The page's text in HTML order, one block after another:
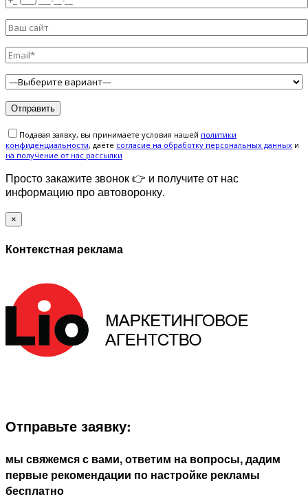
Подавая заявку, вы принимаете условия нашей политики
конфиденциальности, даёте cогласие на обработку персональных данных и
на получение от нас рассылки
Просто закажите звонок 👉 и получите от нас
информацию про автоворонку.
×
Контекстная реклама
Отправьте заявку:
мы свяжемся с вами, ответим на вопросы, дадим
первые рекомендации по настройке рекламы
бесплатно